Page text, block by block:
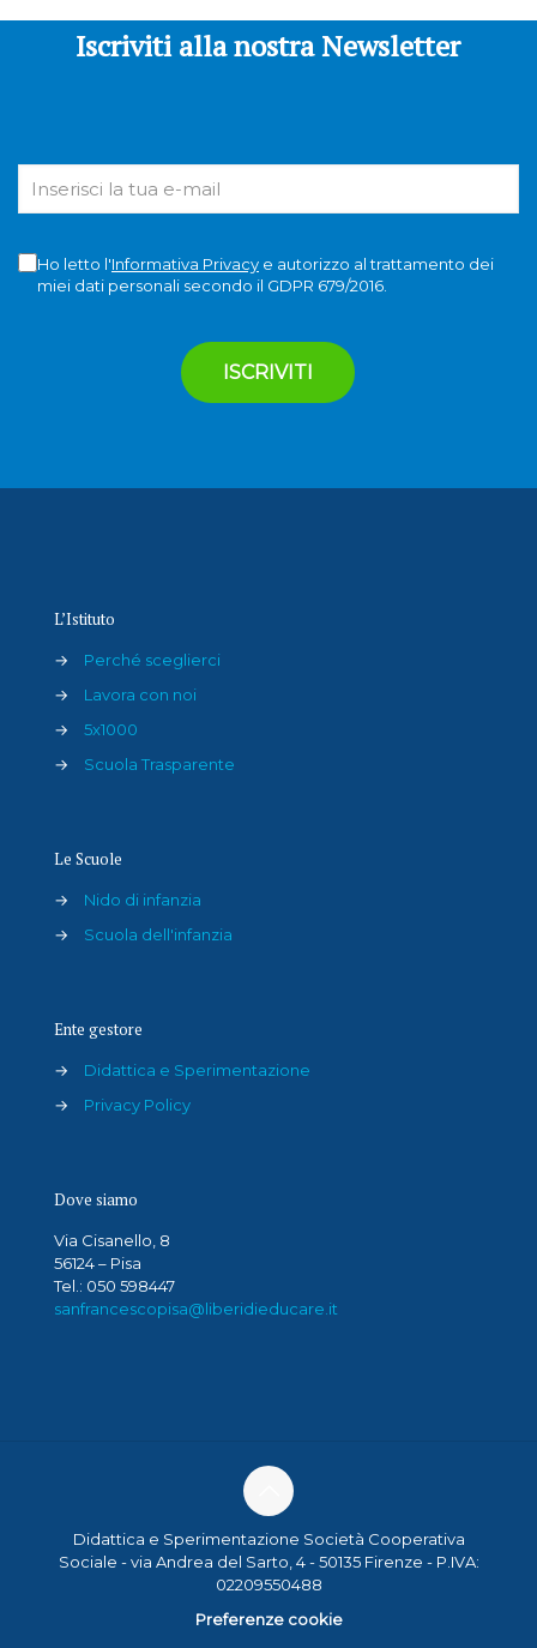
Iscriviti alla nostra Newsletter
Ho letto l'Informativa Privacye autorizzo al trattamento dei
miei dati personali secondo il GDPR 679/2016.
L’Istituto
→
Perché sceglierci
→
Lavora con noi
→
5x1000
→
Scuola Trasparente
Le Scuole
→
Nido di infanzia
→
Scuola dell'infanzia
Ente gestore
→
Didattica e Sperimentazione
→
Privacy Policy
Dove siamo
Via Cisanello, 8
56124 – Pisa
Tel.: 050 598447
sanfrancescopisa@liberidieducare.it
Didattica e Sperimentazione Società Cooperativa
Sociale - via Andrea del Sarto, 4 - 50135 Firenze - P.IVA:
02209550488
Preferenze cookie